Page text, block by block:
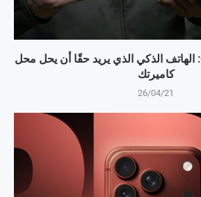
OPPO Find X9 Ultra: الهاتف الذكي الذي يريد حقًا أن يحل محل
كاميرتك
26/04/21